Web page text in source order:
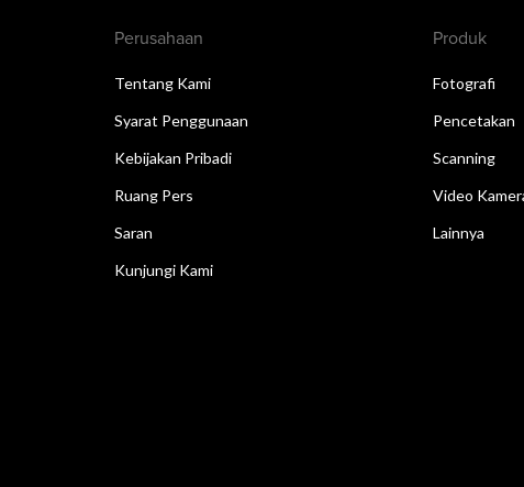
Perusahaan
Tentang Kami
Syarat Penggunaan
Kebijakan Pribadi
Ruang Pers
Saran
Kunjungi Kami
Produk
Fotografi
Pencetakan
Scanning
Video
Lainnya